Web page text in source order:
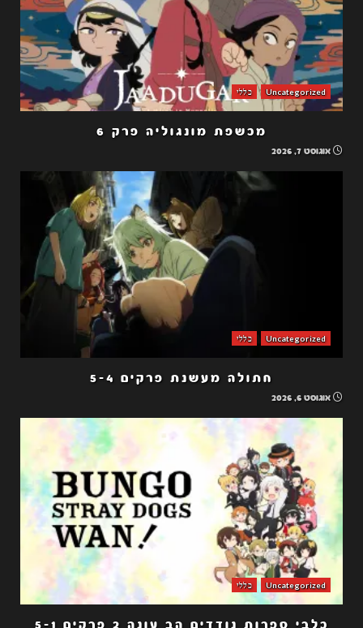
Uncategorized כללי
מכשפת מונגוליה פרק 6
אוגוסט 7, 2026
Uncategorized כללי
חתולה מעשנת פרקים 5-4
אוגוסט 6, 2026
Uncategorized כללי
כלבי ספרות נודדים הב עונה 2 פרקים 5-1